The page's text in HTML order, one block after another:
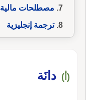
مصطلحات مالية
ترجمة إنجليزية
(أ) دانَة